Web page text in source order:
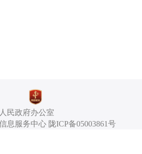
民政府办公室
息服务中心 陇ICP备05003861号